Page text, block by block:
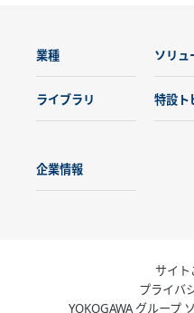
業種 ソリュ
ライブラリ 特設ト
企業情報
サイト
プライバ
YOKOGAWA グループ